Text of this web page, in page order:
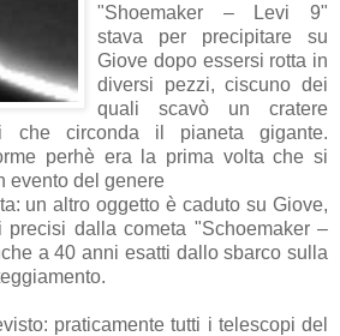
"Shoemaker – Levi 9"
stava per precipitare su
Giove dopo essersi rotta in
diversi pezzi, ciscuno dei
quali scavò un cratere
che circonda il pianeta gigante.
perhè era la prima volta che si
evento del genere
un altro oggetto è caduto su Giove,
dalla cometa "Schoemaker –
a 40 anni esatti dallo sbarco sulla
praticamente tutti i telescopi del